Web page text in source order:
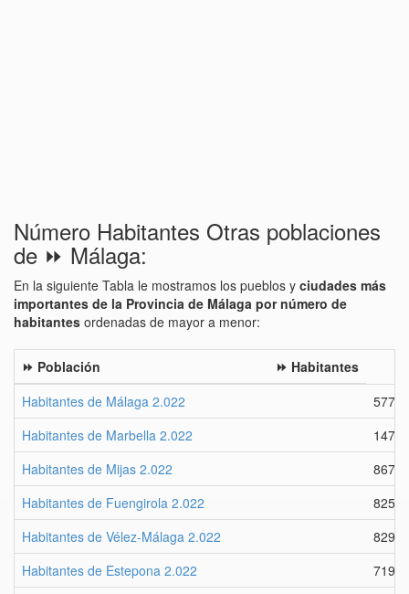
Número Habitantes Otras poblaciones
de ⏩ Málaga:
En la siguiente Tabla le mostramos los pueblos y ciudades más
importantes de la Provincia de Málaga por número de
habitantes ordenadas de mayor a menor:
⏩ Población
⏩ Habitantes
Habitantes de Málaga 2.022
Habitantes de Marbella 2.022
Habitantes de Mijas 2.022
86744
Habitantes de Fuengirola 2.022
82585
Habitantes de Vélez-Málaga 2.022
82967
Habitantes de Estepona 2.022
71925